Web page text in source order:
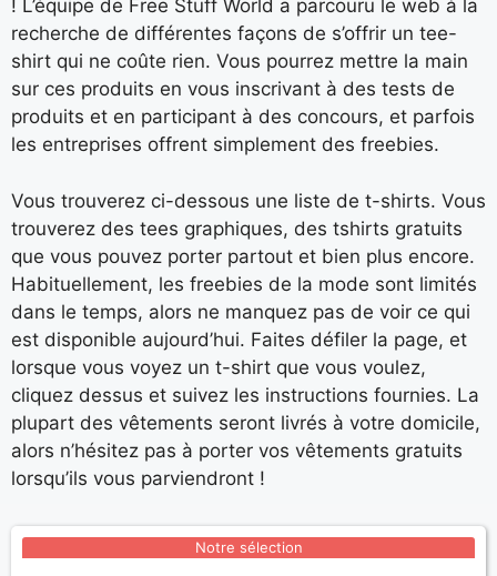
! L’équipe de Free Stuff World a parcouru le web à la
recherche de différentes façons de s’offrir un tee-
shirt qui ne coûte rien. Vous pourrez mettre la main
sur ces produits en vous inscrivant à des tests de
produits et en participant à des concours, et parfois
les entreprises offrent simplement des freebies.
Vous trouverez ci-dessous une liste de t-shirts. Vous
trouverez des tees graphiques, des tshirts gratuits
que vous pouvez porter partout et bien plus encore.
Habituellement, les freebies de la mode sont limités
dans le temps, alors ne manquez pas de voir ce qui
est disponible aujourd’hui. Faites défiler la page, et
lorsque vous voyez un t-shirt que vous voulez,
cliquez dessus et suivez les instructions fournies. La
plupart des vêtements seront livrés à votre domicile,
alors n’hésitez pas à porter vos vêtements gratuits
lorsqu’ils vous parviendront !
Notre sélection